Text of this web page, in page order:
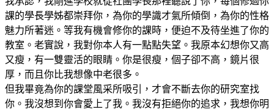
課的學長學姊都崇拜你，為你的學識才氣所傾倒，為你的性格
魅力所著迷。等我有機會修你的課時，便迫不及待坐進了你的
教室。老實說，我對你本人有一點點失望。我原本幻想你又高
又瘦，有一雙靈活的眼睛。你是很瘦，個子卻不高，鏡片很
厚，而且你比我想像中老很多。
但我畢竟為你的課堂風采所吸引，才會不斷去你的研究室找
你。我沒想到你會愛上了我。我沒有拒絕你的追求，我想你明